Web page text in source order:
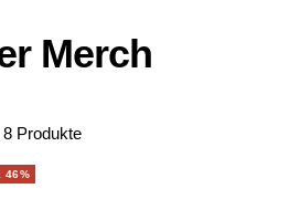
Merch
8 Produkte
46%